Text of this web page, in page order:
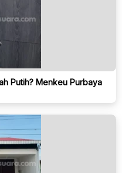
Putih? Menkeu Purbaya